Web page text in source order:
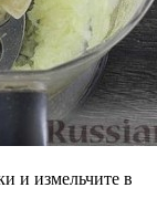
и измельчите в